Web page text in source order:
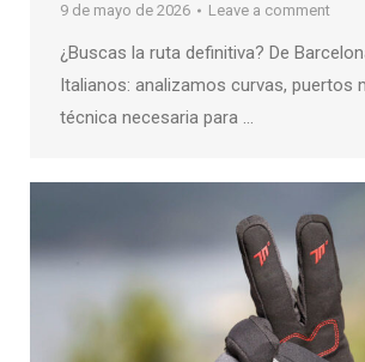
9 de mayo de 2026
Leave a comment
¿Buscas la ruta definitiva? De
Italianos: analizamos curvas, puertos
técnica necesaria para …